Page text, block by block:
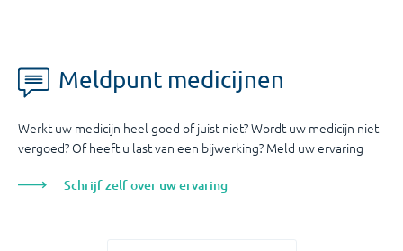
Meldpunt medicijnen
Werkt uw medicijn heel goed of juist niet? Wordt uw medicijn niet
vergoed? Of heeft u last van een bijwerking? Meld uw ervaring
Schrijf zelf over uw ervaring